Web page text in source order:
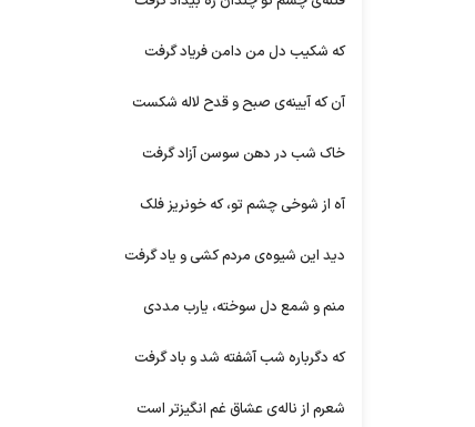
که شکیب دل من دامن فریاد گرفت
آن که آیینه‌ی صبح و قدح لاله شکست
خاک شب در دهن سوسن آزاد گرفت
آه از شوخی چشم تو، که خونریز فلک
دید این شیوه‌ی مردم کشی و یاد گرفت
منم و شمع دل سوخته، یارب مددی
که دگرباره شب آشفته شد و باد گرفت
شعرم از ناله‌ی عشاق غم انگیزتر است